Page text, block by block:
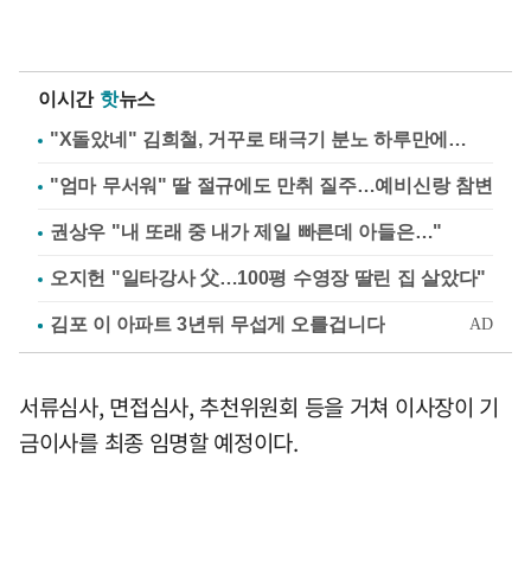
이시간 핫뉴스
"X돌았네" 김희철, 거꾸로 태극기 분노 하루만에…
"엄마 무서워" 딸 절규에도 만취 질주…예비신랑 참변
권상우 "내 또래 중 내가 제일 빠른데 아들은…"
오지헌 "일타강사 父…100평 수영장 딸린 집 살았다"
서류심사, 면접심사, 추천위원회 등을 거쳐 이사장이 기
금이사를 최종 임명할 예정이다.